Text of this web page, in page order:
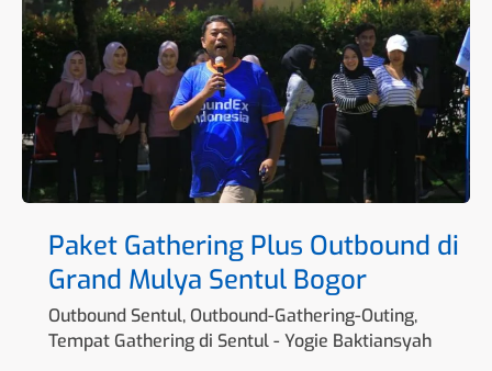
Paket Gathering Plus Outbound di
Grand Mulya Sentul Bogor
Outbound Sentul, Outbound-Gathering-Outing,
Tempat Gathering di Sentul-Yogie Baktiansyah
Outbound
di
Grand
Mulya
Sentul
Bogor